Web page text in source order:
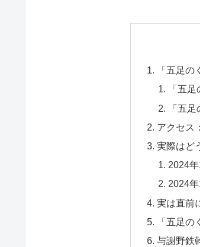
「五足
「五
「五
アクセス
実際はど
2024
2024
実は直前
「五足
与謝野鉄